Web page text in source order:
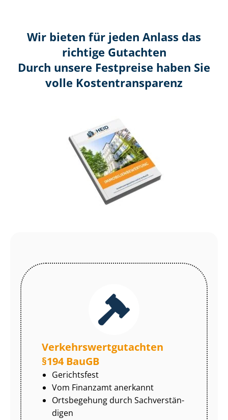
Wir bieten für jeden Anlass das
richtige Gutachten
Durch unsere Festpreise haben Sie
volle Kosten­transparenz
Ver­kehrs­wert­gut­ach­ten
§194 BauGB
Gerichtsfest
Vom Finanzamt anerkannt
Ortsbegehung durch Sach­ver­stän­
di­gen